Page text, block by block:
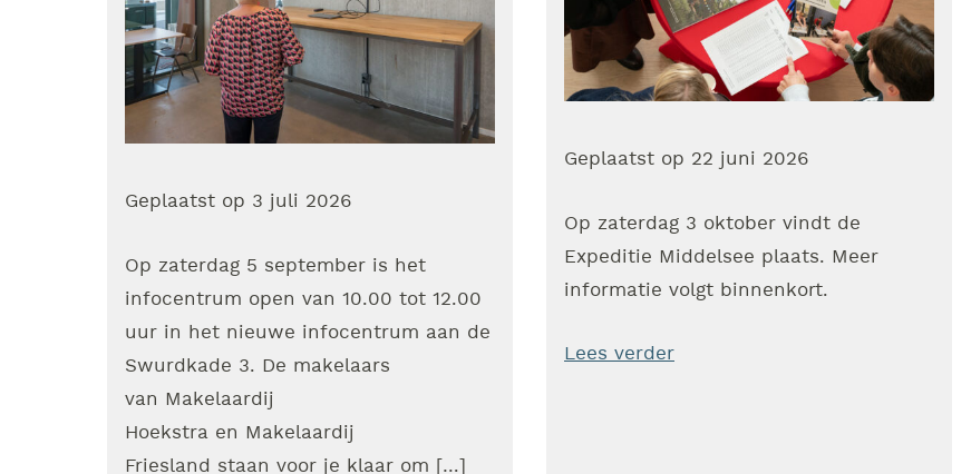
Geplaatst op 3 juli 2026
Op zaterdag 5 september is het
infocentrum open van 10.00 tot 12.00
uur in het nieuwe infocentrum aan de
Swurdkade 3. De makelaars
van Makelaardij
Hoekstra en Makelaardij
Friesland staan voor je klaar om […]
Geplaatst op 22 juni 2026
Op zaterdag 3 oktober vindt de
Expeditie Middelsee plaats. Meer
informatie volgt binnenkort.
Lees verder